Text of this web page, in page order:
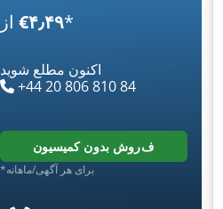
‎€۴٫۴۹*
اکنون مطلع شوید
+44 20 806 810 84
فروش بدون کمیسیون
*برای هر آگهی/ماهانه